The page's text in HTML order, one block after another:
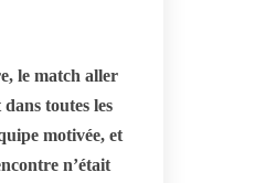
le match aller
toutes les
motivée, et
n’était